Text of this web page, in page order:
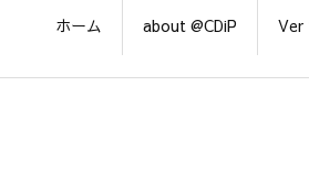
ホーム about @CDiP Ver